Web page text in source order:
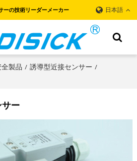
ーの技術リーダーメーカー 日本語
製品 / 誘導型近接センサー /
ー